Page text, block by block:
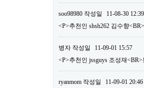
soo98980 작성일
11-08-30 12:39
<P>추천인 shsh262 김수향
병자 작성일
11-09-01 15:57
<P>추천인 jssguys 조성재
ryanmom 작성일
11-09-01 20:46